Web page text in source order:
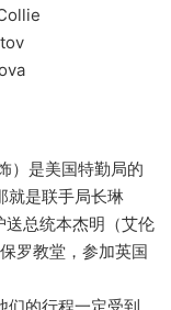
是美国特勤局的
就是联手局长琳
送总统本杰明（艾伦
罗教堂，参加英国